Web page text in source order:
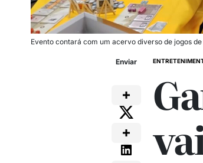
Evento contará com um acervo diverso de jogos
Enviar